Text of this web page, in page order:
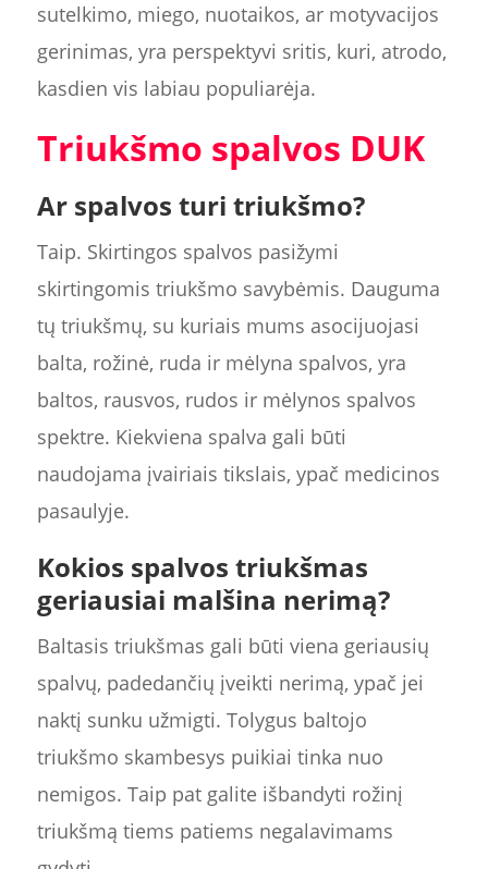
sutelkimo, miego, nuotaikos, ar motyvacijos
gerinimas, yra perspektyvi sritis, kuri, atrodo,
kasdien vis labiau populiarėja.
Triukšmo spalvos DUK
Ar spalvos turi triukšmo?
Taip. Skirtingos spalvos pasižymi
skirtingomis triukšmo savybėmis. Dauguma
tų triukšmų, su kuriais mums asocijuojasi
balta, rožinė, ruda ir mėlyna spalvos, yra
baltos, rausvos, rudos ir mėlynos spalvos
spektre. Kiekviena spalva gali būti
naudojama įvairiais tikslais, ypač medicinos
pasaulyje.
Kokios spalvos triukšmas
geriausiai malšina nerimą?
Baltasis triukšmas gali būti viena geriausių
spalvų, padedančių įveikti nerimą, ypač jei
naktį sunku užmigti. Tolygus baltojo
triukšmo skambesys puikiai tinka nuo
nemigos. Taip pat galite išbandyti rožinį
triukšmą tiems patiems negalavimams